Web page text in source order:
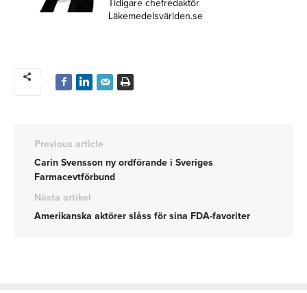
Tidigare chefredaktör
Läkemedelsvärlden.se
Previous article
Carin Svensson ny ordförande i Sveriges
Farmacevtförbund
Nästa artikel
Amerikanska aktörer slåss för sina FDA-favoriter